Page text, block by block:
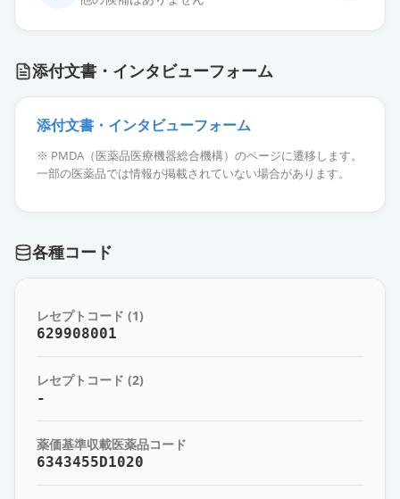
添付文書・インタビューフォーム
添付文書・インタビューフォーム
※ PMDA（医薬品医療機器総合機構）のページに遷移します。
一部の医薬品では情報が掲載されていない場合があります。
各種コード
レセプトコード (1)
629908001
レセプトコード (2)
-
薬価基準収載医薬品コード
6343455D1020